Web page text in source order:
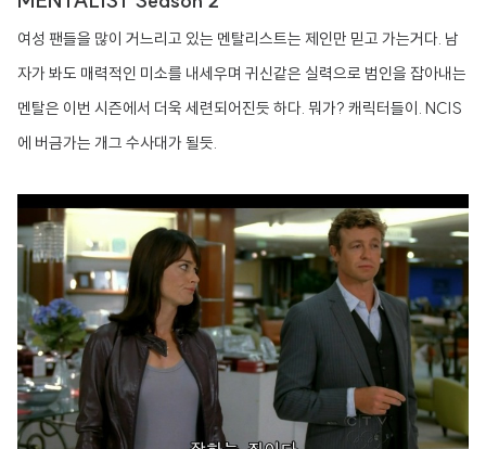
여성 팬들을 많이 거느리고 있는 멘탈리스트는 제인만 믿고 가는거다. 남
자가 봐도 매력적인 미소를 내세우며 귀신같은 실력으로 범인을 잡아내는
멘탈은 이번 시즌에서 더욱 세련되어진듯 하다. 뭐가? 캐릭터들이. NCIS
에 버금가는 개그 수사대가 될듯.